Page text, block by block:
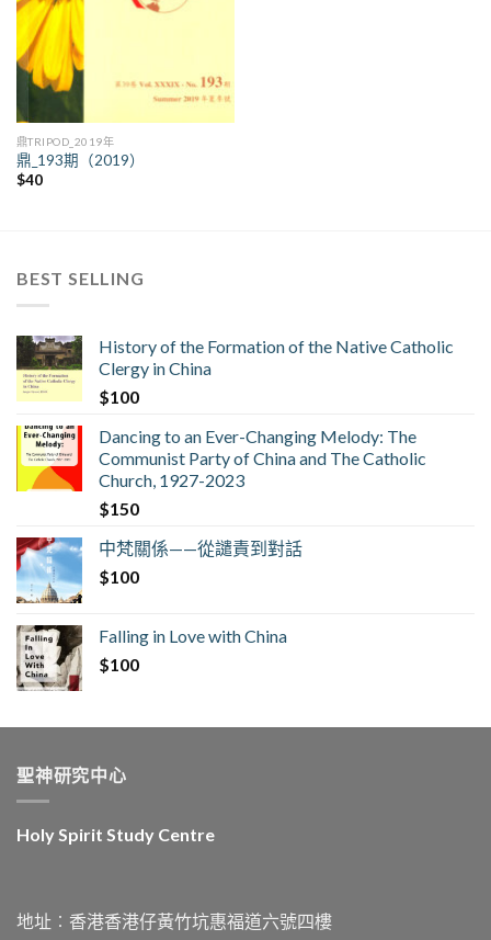
鼎TRIPOD_2019年
鼎_193期（2019）
$40
BEST SELLING
History of the Formation of the Native Catholic
Clergy in China
$100
Dancing to an Ever-Changing Melody: The
Communist Party of China and The Catholic
Church, 1927-2023
$150
中梵關係——從譴責到對話
$100
Falling in Love with China
$100
聖神研究中心
Holy Spirit Study Centre
地址︰香港香港仔黃竹坑惠福道六號四樓